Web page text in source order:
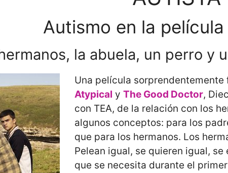
Autismo en la
la abuela, un perro y
Una película
Atypical y The Good Doctor,
con TEA, de la relación con los
algunos conceptos: para los
que para los hermanos. Los
Pelean igual, se quieren igual,
que se necesita durante el